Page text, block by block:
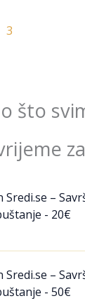
3
što
–
- 20€
–
- 50€